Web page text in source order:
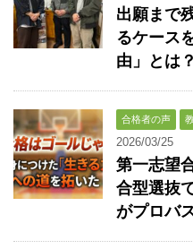
出願まで
るケース
由」とは？
合格者の声
2026/03/25
第一志望
合型選抜
がプロバ